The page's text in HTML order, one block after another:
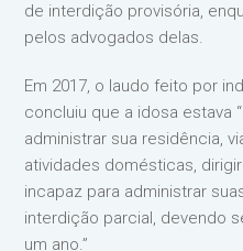
de interdição provisória,
pelos advogados delas.
Em 2017, o laudo feito por
concluiu que a idosa estava
administrar sua residência,
atividades domésticas,
incapaz para administrar
interdição parcial, devendo
um ano.”